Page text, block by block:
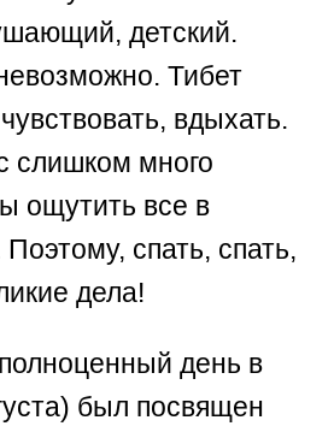
детский.
Тибет
вдыхать.
слишком много
ощутить все в
спать, спать,
дела!
день в
был посвящен